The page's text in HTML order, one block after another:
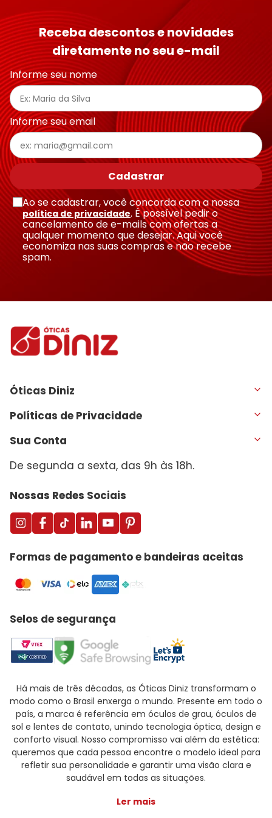
Receba descontos e novidades
diretamente no seu e-mail
Informe seu nome
Informe seu email
Cadastrar
Ao se cadastrar, você concorda com a nossa
política de privacidade. É possível pedir o
cancelamento de e-mails com ofertas a
qualquer momento que desejar. Aqui você
economiza nas suas compras e não recebe
spam.
Óticas Diniz
Políticas de Privacidade
Sua Conta
De segunda a sexta, das 9h às 18h.
Nossas Redes Sociais
Formas de pagamento e bandeiras aceitas
Selos de segurança
Há mais de três décadas, as Óticas Diniz transformam o
modo como o Brasil enxerga o mundo. Presente em todo o
país, a marca é referência em óculos de grau, óculos de
sol e lentes de contato, unindo tecnologia óptica, design e
conforto visual. Nosso compromisso vai além da estética:
queremos que cada pessoa encontre o modelo ideal para
refletir sua personalidade e garantir uma visão clara e
saudável em todas as situações.
Ler mais